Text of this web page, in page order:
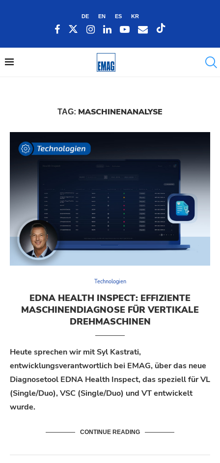
DE EN ES KR
TAG: MASCHINENANALYSE
Technologien
EDNA HEALTH INSPECT: EFFIZIENTE
MASCHINENDIAGNOSE FÜR VERTIKALE
DREHMASCHINEN
Heute sprechen wir mit Syl Kastrati,
entwicklungsverantwortlich bei EMAG, über das neue
Diagnosetool EDNA Health Inspect, das speziellfürVL
(Single/Duo), VSC (Single/Duo) und VTentwickelt
wurde.
CONTINUE READING